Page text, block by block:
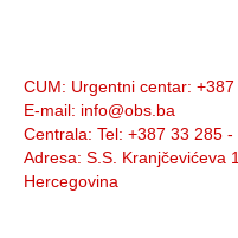
CUM: Urgentni centar:
E-mail: info@obs.ba
Centrala: Tel: +387 33 285
Adresa: S.S. Kranjčevićeva
Hercegovina